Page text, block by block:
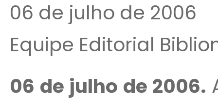
06 de julho de 2006
Equipe Editorial
06 de julho de 2006.